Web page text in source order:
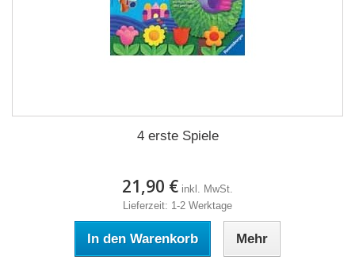
4 erste Spiele
21,90 € inkl. MwSt.
Lieferzeit: 1-2 Werktage
In den Warenkorb Mehr